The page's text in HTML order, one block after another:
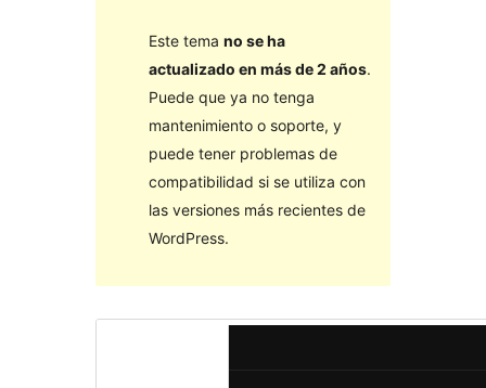
Este tema no se ha
actualizado en más de 2 años.
Puede que ya no tenga
mantenimiento o soporte, y
puede tener problemas de
compatibilidad si se utiliza con
las versiones más recientes de
WordPress.